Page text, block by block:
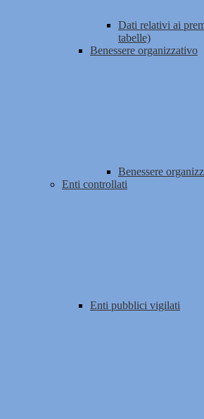
Dati relativi ai
tabelle)
Benessere organizzativo
Benessere
Enti controllati
Enti pubblici vigilati